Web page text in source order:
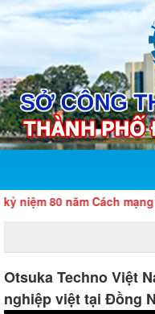
Cách mạng tháng
Otsuka Techno Việt
nghiệp việt tại Đồng